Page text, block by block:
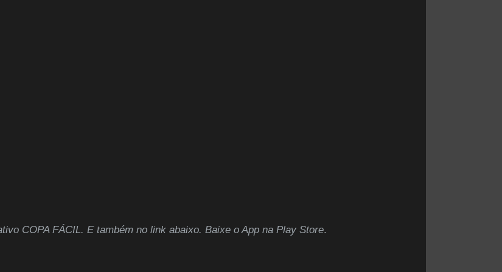
COPA FÁCIL. E também no link abaixo. Baixe o App na Play Store.